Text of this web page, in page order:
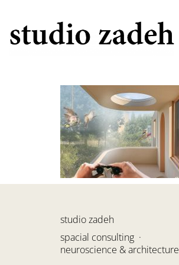
studio zadeh
spacial consulting ·
neuroscience & architecture